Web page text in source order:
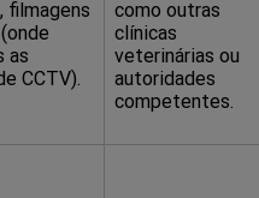
filmagens
as
CCTV).
como outras
clínicas
veterinárias ou
autoridades
competentes.